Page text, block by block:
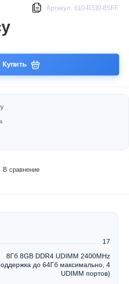
Артикул: 610-R330-8SFF
Купить
В сравнение
17
8Гб 8GB DDR4 UDIMM 2400MHz
до 64Гб максимально, 4
UDIMM портов)